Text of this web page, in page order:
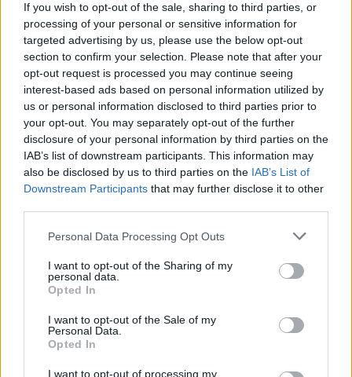
If you wish to opt-out of the sale, sharing to third parties, or
processing of your personal or sensitive information for
targeted advertising by us, please use the below opt-out
section to confirm your selection. Please note that after your
opt-out request is processed you may continue seeing
interest-based ads based on personal information utilized by
us or personal information disclosed to third parties prior to
your opt-out. You may separately opt-out of the further
disclosure of your personal information by third parties on the
IAB’s list of downstream participants. This information may
also be disclosed by us to third parties on the IAB’s List of
Downstream Participants that may further disclose it to other
Please note that this website/app uses one or more Google
not limited to your visit or usage behaviour. You may click to
grant or deny consent to Google and its third-party tags to
use your data for below specified purposes in below Google
consent section.
Personal Data Processing Opt Outs
I want to opt-out of the Sharing of my
personal data.
Opted In
I want to opt-out of the Sale of my
Personal Data.
Opted In
I want to opt-out of processing my
Θέλω να σκοτώσω κάποιον» φαίνεται να δήλωσε η
ανήλικη στους αστυνομικούς.
🇫🇷 FLASH - La collégienne de 12 ans, qui a brandi
un couteau de 17 cm aujourd’hui en classe dans un
collège de Rennes, a déclaré vouloir "tuer
quelqu'un", en ajoutant : "Ça s'est passé à Arras, et
je vais faire pareil." (procureur)
pic.twitter.com/O5HOZRZ1Bq
— AlertesInfos (@AlertesInfos)December 13, 2023
Καμία ένδειξη ριζοσπαστικοποίησης
Λίγους μήνες μετά τον θάνατο του δασκάλου
Dominique Bernard, ο οποίος δολοφονήθηκε από
έναν άνδρα που κατηγορήθηκε για ισλαμιστική
ριζοσπαστικοποίηση, δεν έχει προκύψει ακόμη